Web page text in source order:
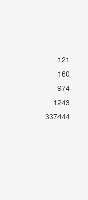
121
160
974
1243
337444